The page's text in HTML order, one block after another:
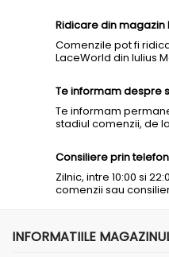
Ridicare din magazin
Comenzile pot fi
LaceWorld din Iulius
Te informam despre
Te informam
stadiul comenzii, de
Consiliere prin
Zilnic, intre 10:00 si
comenzii sau
INFORMATIILE